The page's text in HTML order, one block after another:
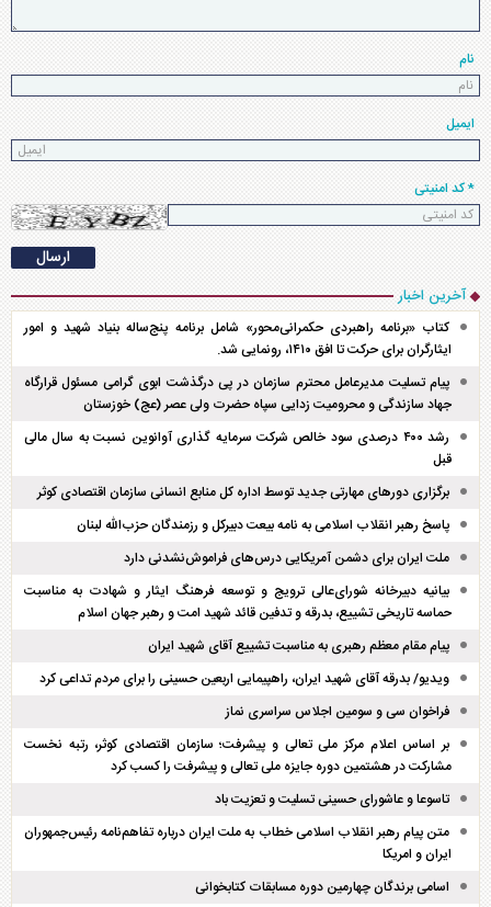
نام
ایمیل
* کد امنیتی
آخرین اخبار
کتاب «برنامه راهبردی حکمرانی‌محور» شامل برنامه پنج‌ساله بنیاد شهید و امور
ایثارگران برای حرکت تا افق ۱۴۱۰، رونمایی شد.
پیام تسلیت مدیرعامل محترم سازمان در پی درگذشت ابوی گرامی مسئول قرارگاه
جهاد سازندگی و محرومیت زدایی سپاه حضرت ولی عصر (عج) خوزستان
رشد ۴۰۰ درصدی سود خالص شرکت سرمایه گذاری آوانوین نسبت به سال مالی
قبل
برگزاری دور‌های مهارتی جدید توسط اداره کل منابع انسانی سازمان اقتصادی کوثر
پاسخ رهبر انقلاب اسلامی به نامه بیعت دبیرکل و رزمندگان حزب‌الله لبنان
ملت ایران برای دشمن آمریکایی درس‌های فراموش‌نشدنی دارد
بیانیه دبیرخانه شورای‌عالی ترویج و توسعه فرهنگ ایثار و شهادت به مناسبت
حماسه تاریخی تشییع، بدرقه و تدفین قائد شهید امت و رهبر جهان اسلام
پیام مقام معظم رهبری به مناسبت تشییع آقای شهید ایران
ویدیو/ بدرقه آقای شهید ایران، راهپیمایی اربعین حسینی را برای مردم تداعی کرد
فراخوان سی و سومین اجلاس سراسری نماز
بر اساس اعلام مرکز ملی تعالی و پیشرفت؛ سازمان اقتصادی کوثر، رتبه نخست
مشارکت در هشتمین دوره جایزه ملی تعالی و پیشرفت را کسب کرد
تاسوعا و عاشورای حسینی تسلیت و تعزیت باد
متن پیام رهبر انقلاب اسلامی خطاب به ملت ایران درباره تفاهم‌نامه رئیس‌جمهوران
ایران و امریکا
اسامی برندگان چهارمین دوره مسابقات کتابخوانی